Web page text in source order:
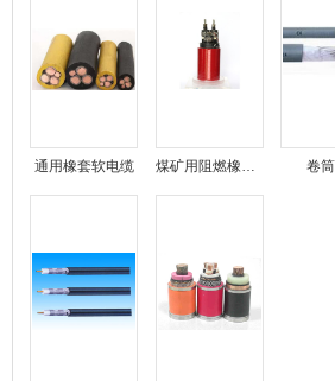
通用橡套软电缆 煤矿用阻燃橡套软电缆 卷